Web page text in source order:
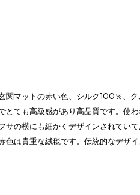
関マットの赤い色、シルク100％、
とても高級感があり高品質です。使
の横にも細かくデザインされてい
色は貴重な絨毯です。伝統的なデザ